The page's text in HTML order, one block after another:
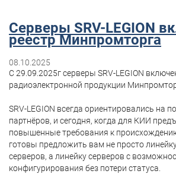
Серверы SRV-LEGION
реестр Минпромторга
08.10.2025
С 29.09.2025г серверы SRV-LEGION
радиоэлектронной продукции
SRV-LEGION всегда ориентировались на
партнёров, и сегодня, когда для КИИ
повышенные требования к
готовы предложить вам не просто
серверов, а линейку серверов с
конфигурирования без потери статуса.